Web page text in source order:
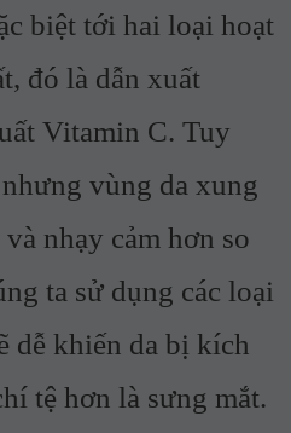
biệt tới hai loại hoạt
đó là dẫn xuất
Vitamin C. Tuy
vùng da xung
nhạy cảm hơn so
ta sử dụng các loại
dễ khiến da bị kích
tệ hơn là sưng mắt.